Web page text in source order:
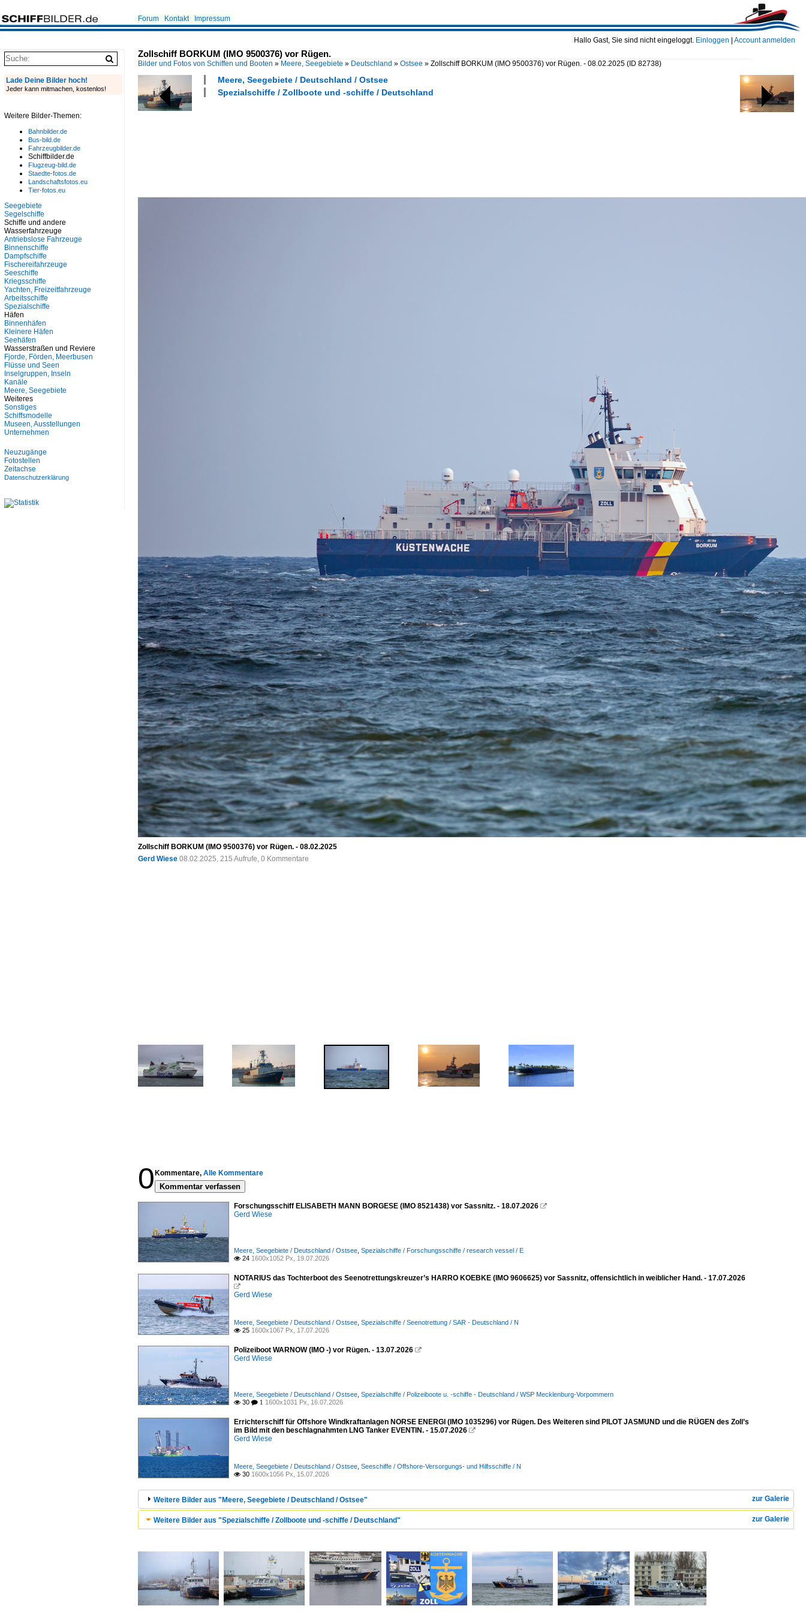
Hallo Gast, Sie sind nicht eingeloggt. Einloggen Account anmelden
Forum Kontakt Impressum
Zollschiff BORKUM (IMO 9500376) vor Rügen.
Bilder und Fotos von Schiffen und Booten » Meere, Seegebiete » Deutschland » Ostsee » Zollschiff BORKUM (IMO 9500376) vor Rügen. - 08.02.2025 (ID 82738)
Meere, Seegebiete / Deutschland / Ostsee
Spezialschiffe / Zollboote und -schiffe / Deutschland
Zollschiff BORKUM (IMO 9500376) vor Rügen. - 08.02.2025
Gerd Wiese 08.02.2025, 215 Aufrufe, 0 Kommentare
0 Kommentare, Alle Kommentare
Kommentar verfassen
Forschungsschiff ELISABETH MANN BORGESE (IMO 8521438) vor Sassnitz. - 18.07.2026 
Gerd Wiese
Meere, Seegebiete / Deutschland / Ostsee Spezialschiffe / Forschungsschiffe / research vessel / E
 24 1600x1052 Px, 19.07.2026
NOTARIUS das Tochterboot des Seenotrettungskreuzer’s HARRO KOEBKE (IMO 9606625) vor Sassnitz, offensichtlich in weiblicher Hand. - 17.07.2026

Gerd Wiese
Meere, Seegebiete / Deutschland / Ostsee Spezialschiffe / Seenotrettung / SAR - Deutschland / N
 25 1600x1067 Px, 17.07.2026
Polizeiboot WARNOW (IMO -) vor Rügen. - 13.07.2026 
Gerd Wiese
Meere, Seegebiete / Deutschland / Ostsee Spezialschiffe / Polizeiboote u. -schiffe - Deutschland / WSP Mecklenburg-Vorpommern
 30  1 1600x1031 Px, 16.07.2026
Errichterschiff für Offshore Windkraftanlagen NORSE ENERGI (IMO 1035296) vor Rügen. Des Weiteren sind PILOT JASMUND und die RÜGEN des Zoll’s
im Bild mit den beschlagnahmten LNG Tanker EVENTIN. - 15.07.2026 
Gerd Wiese
Meere, Seegebiete / Deutschland / Ostsee Seeschiffe / Offshore-Versorgungs- und Hilfsschiffe / N
 30 1600x1056 Px, 15.07.2026
zur Galerie
Weitere Bilder aus "Meere, Seegebiete / Deutschland / Ostsee"
zur Galerie
Weitere Bilder aus "Spezialschiffe / Zollboote und -schiffe / Deutschland"
Lade Deine Bilder hoch!
Jeder kann mitmachen, kostenlos!
Weitere Bilder-Themen:
Bahnbilder.de
Bus-bild.de
Fahrzeugbilder.de
Schiffbilder.de
Flugzeug-bild.de
Staedte-fotos.de
Landschaftsfotos.eu
Tier-fotos.eu
Seegebiete
Segelschiffe
Schiffe und andere
Wasserfahrzeuge
Antriebslose Fahrzeuge
Binnenschiffe
Dampfschiffe
Fischereifahrzeuge
Seeschiffe
Kriegsschiffe
Yachten, Freizeitfahrzeuge
Arbeitsschiffe
Spezialschiffe
Häfen
Binnenhäfen
Kleinere Häfen
Seehäfen
Wasserstraßen und Reviere
Fjorde, Förden, Meerbusen
Flüsse und Seen
Inselgruppen, Inseln
Kanäle
Meere, Seegebiete
Weiteres
Sonstiges
Schiffsmodelle
Museen, Ausstellungen
Unternehmen
Neuzugänge
Fotostellen
Zeitachse
Datenschutzerklärung